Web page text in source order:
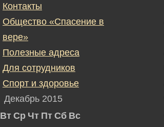
Контакты
Общество «Спасение в
вере»
Полезные адреса
Для сотрудников
Спорт и здоровье
Декабрь 2015
Вт Ср Чт Пт Сб Вс